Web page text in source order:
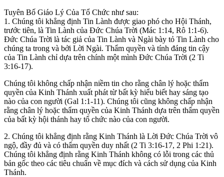
Tuyên Bố Giáo Lý Của Tổ Chức như sau:
1. Chúng tôi khẳng định Tin Lành được giao phó cho Hội Thánh,
trước tiên, là Tin Lành của Đức Chúa Trời (Mác 1:14, Rô 1:1-6).
Đức Chúa Trời là tác giả của Tin Lành và Ngài bày tỏ Tin Lành cho
chúng ta trong và bởi Lời Ngài. Thẩm quyền và tính đáng tin cậy
của Tin Lành chỉ dựa trên chính một mình Đức Chúa Trời (2 Ti
3:16-17).
Chúng tôi không chấp nhận niềm tin cho rằng chân lý hoặc thẩm
quyền của Kinh Thánh xuất phát từ bất kỳ hiểu biết hay sáng tạo
nào của con người (Gal 1:1-11). Chúng tôi cũng không chấp nhận
rằng chân lý hoặc thẩm quyền của Kinh Thánh dựa trên thẩm quyền
của bất kỳ hội thánh hay tổ chức nào của con người.
2. Chúng tôi khẳng định rằng Kinh Thánh là Lời Đức Chúa Trời vô
ngộ, đầy đủ và có thẩm quyền duy nhất (2 Ti 3:16-17, 2 Phi 1:21).
Chúng tôi khẳng định rằng Kinh Thánh không có lỗi trong các thủ
bản gốc theo các tiêu chuẩn về mục đích và cách sử dụng của Kinh
Thánh.